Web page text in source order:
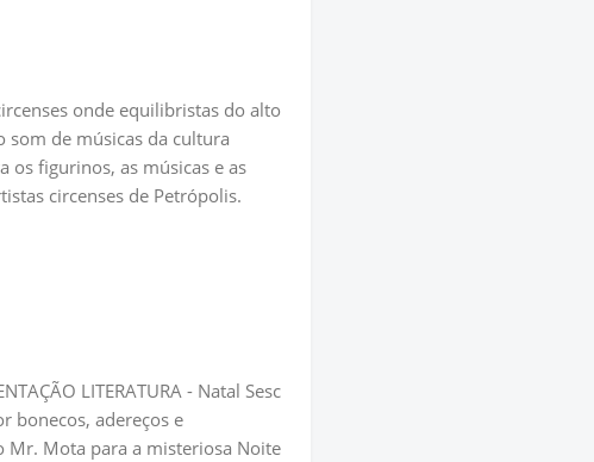
onde equilibristas do alto
som de músicas da cultura
os figurinos, as músicas e as
circenses de Petrópolis.
LITERATURA - Natal Sesc
bonecos, adereços e
Mota para a misteriosa Noite